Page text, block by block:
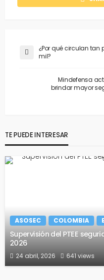
¿Por qué circulan tan
mil?
Mindefensa
brindar mayor
TE PUEDE INTERESAR
ASOSEC COLOMBIA
Supervisión del PTEE
2026
24 abril, 2026 641 views